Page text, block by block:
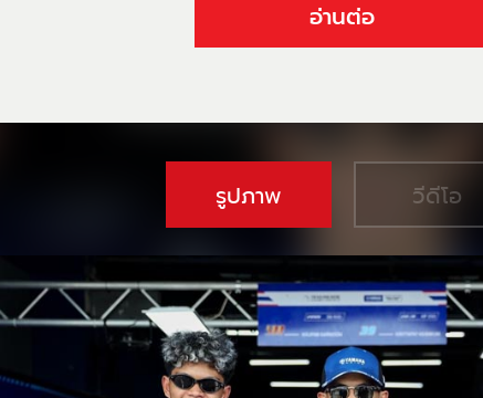
อ่านต่อ
รูปภาพ วีดีโอ